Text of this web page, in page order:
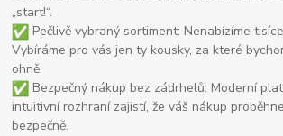
„start!“.
Pečlivě vybraný sortiment: Nenabízíme
Vybíráme pro vás jen ty kousky, za které
ohně.
Bezpečný nákup bez zádrhelů: Moderní
intuitivní rozhraní zajistí, že váš nákup
bezpečně.